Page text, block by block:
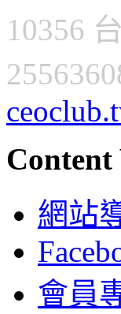
10356
網站
會員